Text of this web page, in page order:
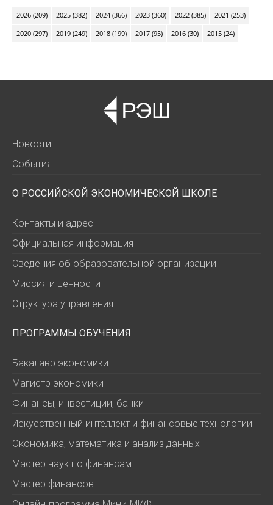
2026 (209) 2025 (382) 2024 (366) 2023 (360) 2022 (385)
2021 (253)
2020 (297)
2019 (249) 2018 (199) 2017 (95) 2016 (30) 2015 (24)
Новости
События
О РОССИЙСКОЙ ЭКОНОМИЧЕСКОЙ ШКОЛЕ
Контакты и адрес
Официальная информация
Сведения об образовательной организации
Миссия и ценности
Структура управления
ПРОГРАММЫ ОБУЧЕНИЯ
Бакалавр экономики
Магистр экономики
Финансы, инвестиции, банки
Искусственный интеллект и финансовые технологии
Экономика, математика и анализ данных
Мастер наук по финансам
Мастер финансов